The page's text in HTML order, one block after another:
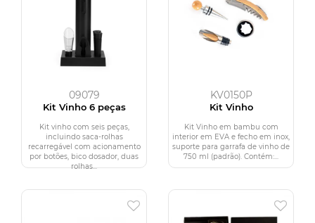
09079
Kit Vinho 6 peças
Kit vinho com seis peças,
incluindo saca-rolhas
recarregável com acionamento
por botões, bico dosador, duas
rolhas...
KV0150P
Kit Vinho
Kit Vinho em bambu com
interior em EVA e fecho em inox,
suporte para garrafa de vinho de
750 ml (padrão). Contém:...